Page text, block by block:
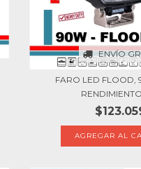
ENVÍO
FARO LED FLOOD,